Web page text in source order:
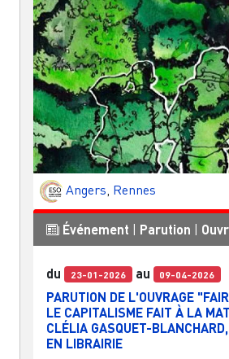
Angers, Rennes
Événement Parution
du 23-01-2026 au 09-04-2026
PARUTION DE L'OUVRAGE
LE CAPITALISME FAIT À LA
CLÉLIA GASQUET-
EN LIBRAIRIE